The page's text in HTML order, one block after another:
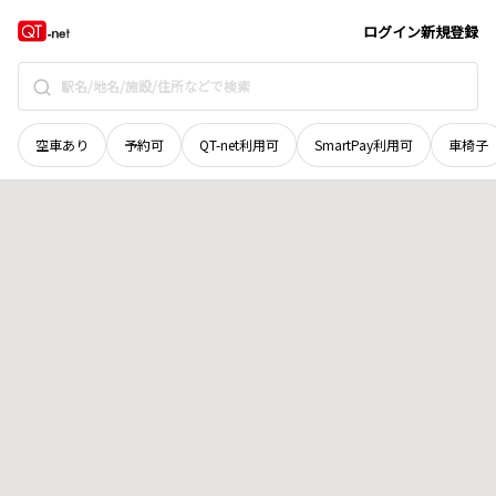
ログイン新規登録
空車あり 予約可 QT-net利用可 SmartPay利用可 車椅子
岩手県